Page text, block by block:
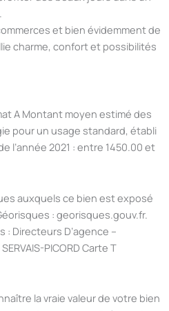
et bien évidemment de
charme, confort et possibilités
A Montant moyen estimé des
pour un usage standard, établi
l’année 2021 : entre 1450.00 et
auxquels ce bien est exposé
: georisques.gouv.fr.
: Directeurs D’agence –
PICORD Carte T
la vraie valeur de votre bien